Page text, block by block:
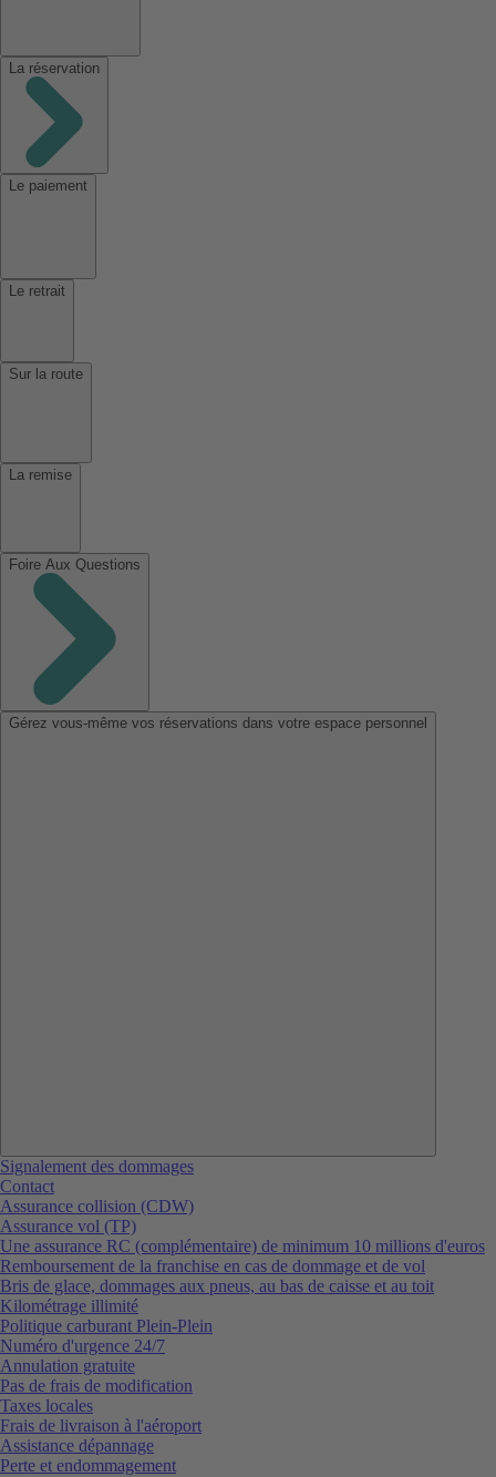
La réservation
Le paiement
Le retrait
Sur la route
La remise
Foire Aux Questions
Gérez vous-même vos réservations dans votre espace personnel
Signalement des dommages
Contact
Assurance collision (CDW)
Assurance vol (TP)
Une assurance RC (complémentaire) de minimum 10 millions d'euros
Remboursement de la franchise en cas de dommage et de vol
Bris de glace, dommages aux pneus, au bas de caisse et au toit
Kilométrage illimité
Politique carburant Plein-Plein
Numéro d'urgence 24/7
Annulation gratuite
Pas de frais de modification
Taxes locales
Frais de livraison à l'aéroport
Assistance dépannage
Perte et endommagement